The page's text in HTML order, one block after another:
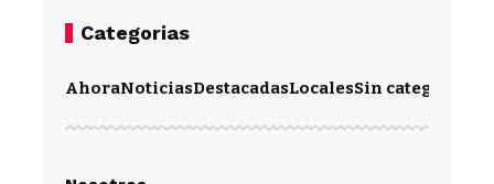
Categorias
AhoraNoticiasDestacadasLocalesSin categoría